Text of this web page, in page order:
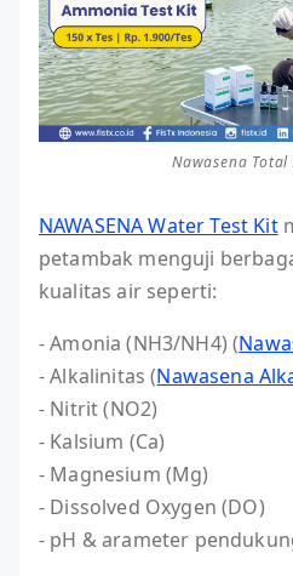
Nawasena
NAWASENA Water Test Kit
petambak menguji
kualitas air seperti:
- Amonia (NH3/NH4) (
- Alkalinitas (Nawasena
- Nitrit (NO2)
- Kalsium (Ca)
- Magnesium (Mg)
- Dissolved Oxygen (DO)
- pH & arameter